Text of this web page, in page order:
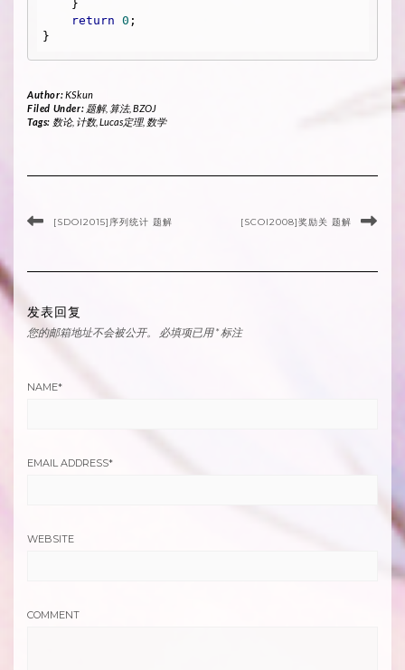
return 0 ;
Author:KSkun
Filed Under: 题解, 算法, BZOJ
Tags: 数论, 计数, Lucas定理, 数学
[SDOI2015]序列统计 题解 [SCOI2008]奖励关 题解
发表回复
您的邮箱地址不会被公开。 必填项已用*标注
NAME*
EMAIL ADDRESS*
WEBSITE
COMMENT